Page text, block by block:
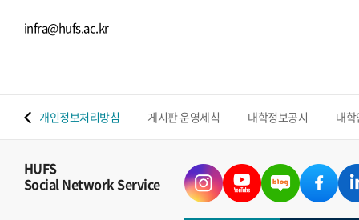
infra@hufs.ac.kr
개인정보처리방침 게시판 운영세칙 대학정보공시 대
HUFS
Social Network Service